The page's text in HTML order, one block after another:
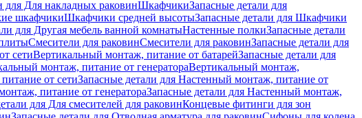
для Для накладных pаковинШкафчикиЗапасные детали для
шкафчикиШкафчики средней высотыЗапасные детали для Шкафчики
для Другая мебель ванной комнатыНастенные полкиЗапасные детали
Смесители для раковинСмесители для раковинЗапасные детали для
сетиВертикальный монтаж, питание от батарейЗапасные детали для
монтаж, питание от генератораВертикальный монтаж,
от сетиЗапасные детали для Настенный монтаж, питание от
питание от генератораЗапасные детали для Настенный монтаж,
для Для смесителей для раковинКонцевые фитинги для зон